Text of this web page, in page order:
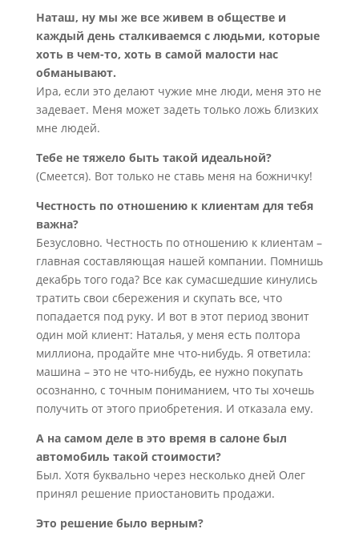
Наташ, ну мы же все живем в обществе и
каждый день сталкиваемся с людьми, которые
хоть в чем-то, хоть в самой малости нас
обманывают.
Ира, если это делают чужие мне люди, меня это не
задевает. Меня может задеть только ложь близких
мне людей.
Тебе не тяжело быть такой идеальной?
(Смеется). Вот только не ставь меня на божничку!
Честность по отношению к клиентам для тебя
важна?
Безусловно. Честность по отношению к клиентам –
главная составляющая нашей компании. Помнишь
декабрь того года? Все как сумасшедшие кинулись
тратить свои сбережения и скупать все, что
попадается под руку. И вот в этот период звонит
один мой клиент: Наталья, у меня есть полтора
миллиона, продайте мне что-нибудь. Я ответила:
машина – это не что-нибудь, ее нужно покупать
осознанно, с точным пониманием, что ты хочешь
получить от этого приобретения. И отказала ему.
А на самом деле в это время в салоне был
автомобиль такой стоимости?
Был. Хотя буквально через несколько дней Олег
принял решение приостановить продажи.
Это решение было верным?